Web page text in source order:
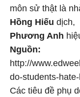
môn sử thật là
Hồng Hiếu dịch,
Phương Anh
Nguồn:
http://
do-students-hate-
Các tiêu đề phụ